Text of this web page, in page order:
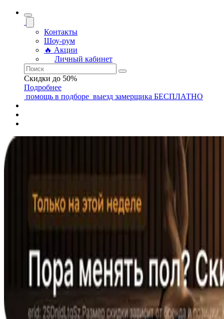
Контакты
Шоу-рум
🔥 Акции
Личный кабинет
Скидки до 50%
Подробнее
помощь в подборе выезд замерщика БЕСПЛАТНО